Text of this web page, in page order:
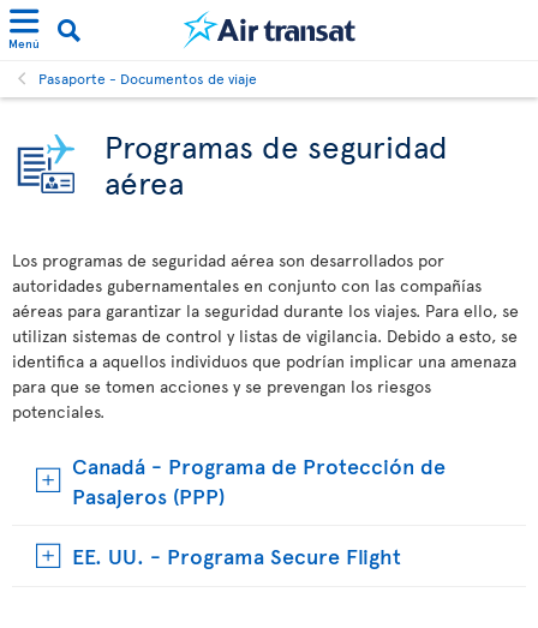
Menú
Pasaporte - Documentos de viaje
Programas de seguridad
aérea
Los programas de seguridad aérea son desarrollados por
autoridades gubernamentales en conjunto con las compañías
aéreas para garantizar la seguridad durante los viajes. Para ello, se
utilizan sistemas de control y listas de vigilancia. Debido a esto, se
identifica a aquellos individuos que podrían implicar una amenaza
para que se tomen acciones y se prevengan los riesgos
potenciales.
Canadá - Programa de Protección de
Pasajeros (PPP)
EE. UU. - Programa Secure Flight